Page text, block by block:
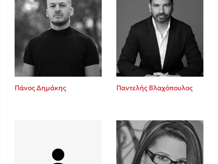
Πάνος Δημάκης Παντελής Βλαχόπουλος